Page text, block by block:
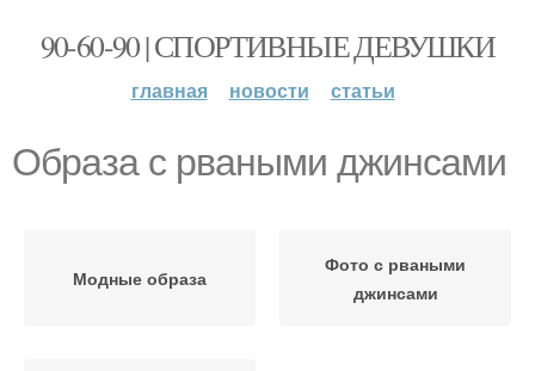
90-60-90 | СПОРТИВНЫЕ ДЕВУШКИ
главная новости статьи
Образа с рваными джинсами
Модные образа
Фото с рваными
джинсами